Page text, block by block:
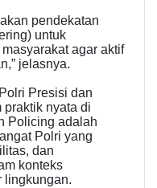
pendekatan
untuk
agar aktif
jelasnya.
Presisi dan
nyata di
Policing adalah
Polri yang
dan
konteks
lingkungan.